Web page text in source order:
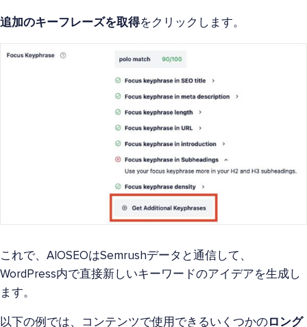
追加のキーフレーズを取得をクリックします。
これで、AIOSEOはSemrushデータと通信して、
WordPress内で直接新しいキーワードのアイデアを生成し
ます。
以下の例では、コンテンツで使用できるいくつかの ロング